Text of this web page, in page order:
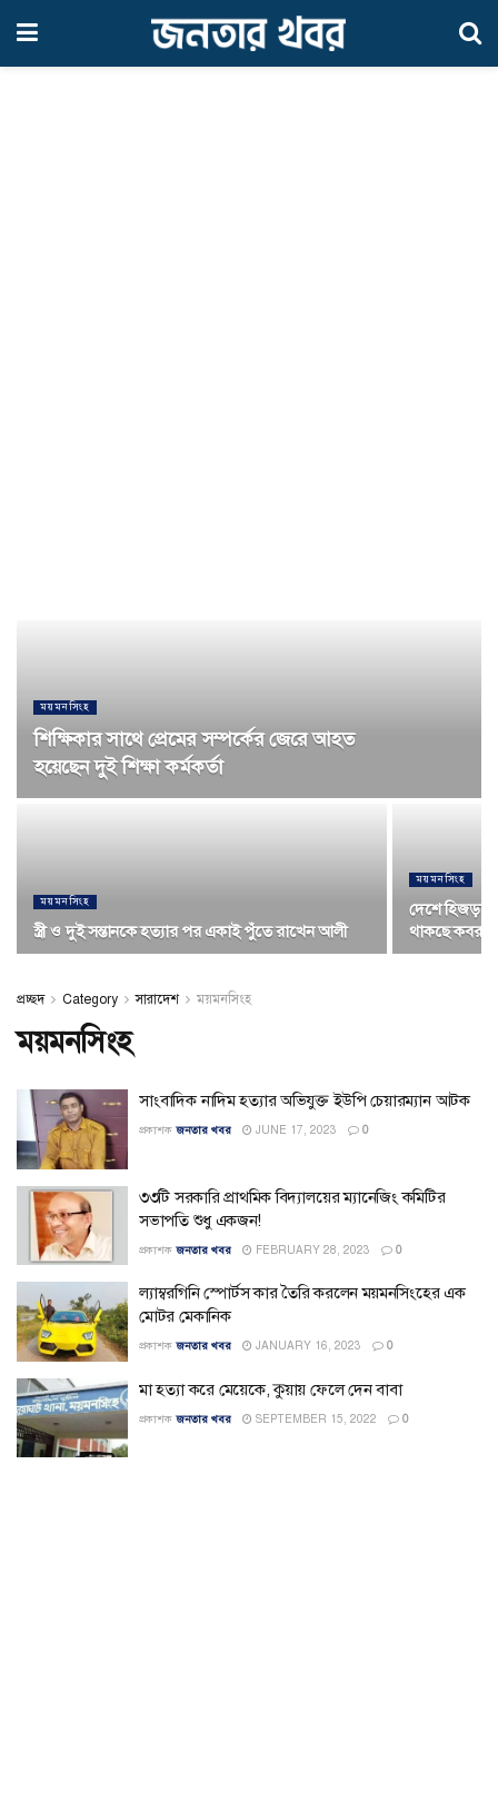
ময়মনসিংহ
শিক্ষিকার সাথে প্রেমের সম্পর্কের জেরে আহত
হয়েছেন দুই শিক্ষা কর্মকর্তা
ময়মনসিংহ
স্ত্রী ও দুই সন্তানকে হত্যার পর একাই পুঁতে রাখেন আলী
ময়মনসিংহ
দেশে
থাকছে
প্রচ্ছদ Category সারাদেশ ময়মনসিংহ
ময়মনসিংহ
সাংবাদিক নাদিম হত্যার অভিযুক্ত ইউপি চেয়ারম্যান আটক
প্রকাশক জনতার খবর JUNE 17, 2023 0
৩৩টি সরকারি প্রাথমিক বিদ্যালয়ের ম্যানেজিং কমিটির
সভাপতি শুধু একজন!
প্রকাশক জনতার খবর FEBRUARY 28, 2023 0
ল্যাম্বরগিনি স্পোর্টস কার তৈরি করলেন ময়মনসিংহের এক
মোটর মেকানিক
প্রকাশক জনতার খবর JANUARY 16, 2023 0
মা হত্যা করে মেয়েকে, কুয়ায় ফেলে দেন বাবা
প্রকাশক জনতার খবর SEPTEMBER 15, 2022 0